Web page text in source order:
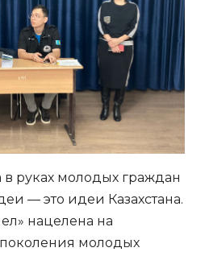
в руках молодых граждан
— это идеи Казахстана.
нацелена на
молодых